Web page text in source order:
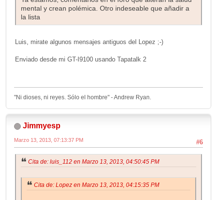
mental y crean polémica. Otro indeseable que añadir a
la lista
Luis, mirate algunos mensajes antiguos del Lopez ;-)
Enviado desde mi GT-I9100 usando Tapatalk 2
"Ni dioses, ni reyes. Sólo el hombre" - Andrew Ryan.
Jimmyesp
#6
Marzo 13, 2013, 07:13:37 PM
Cita de: luis_112 en Marzo 13, 2013, 04:50:45 PM
Cita de: Lopez en Marzo 13, 2013, 04:15:35 PM